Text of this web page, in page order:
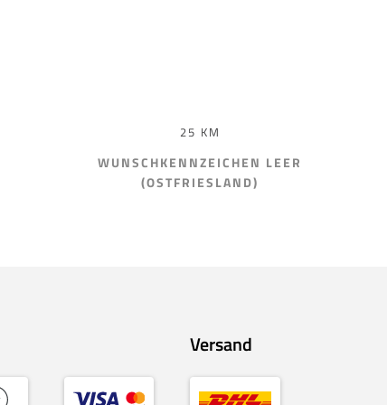
25 KM
WUNSCHKENNZEICHEN LEER
(OSTFRIESLAND)
Versand